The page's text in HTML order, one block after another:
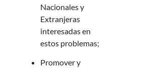
Nacionales y
Extranjeras
interesadas en
estos problemas;
Promover y